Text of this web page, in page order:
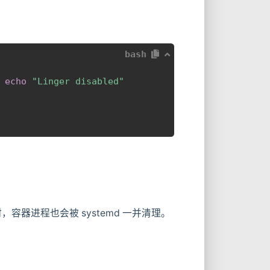
bash
echo "Linger disabled"
容器进程也会被 systemd 一并清理。